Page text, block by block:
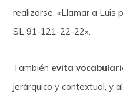
realizarse. «Llamar a Luis
SL 91-121-22-22».
También evita
jerárquico y contextual, y